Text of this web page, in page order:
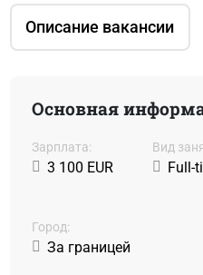
Описание вакансии
Основная
Зарплата:
3 100 EUR
Вид
Full-
Город:
За границей